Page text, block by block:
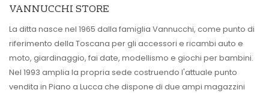
VANNUCCHI STORE
La ditta nasce nel 1965 dalla famiglia Vannucchi, come punto di
riferimento della Toscana per gli accessori e ricambi auto e
moto, giardinaggio, fai date, modellismo e giochi per bambini.
Nel 1993 amplia la propria sede costruendo l'attuale punto
vendita in Piano a Lucca che dispone di due ampi magazzini